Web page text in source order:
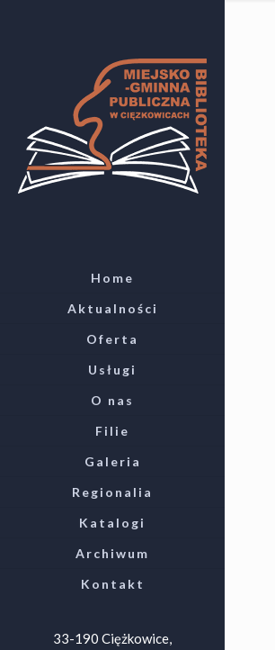
Home
Aktualności
Oferta
Usługi
O nas
Filie
Galeria
Regionalia
Katalogi
Archiwum
Kontakt
33-190 Ciężkowice,